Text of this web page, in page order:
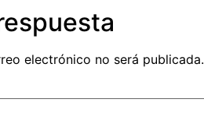
electrónico no será publicada.